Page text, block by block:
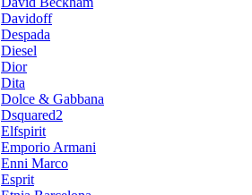
Davidoff
Despada
Diesel
Dior
Dita
Dolce & Gabbana
Dsquared2
Elfspirit
Emporio Armani
Enni Marco
Esprit